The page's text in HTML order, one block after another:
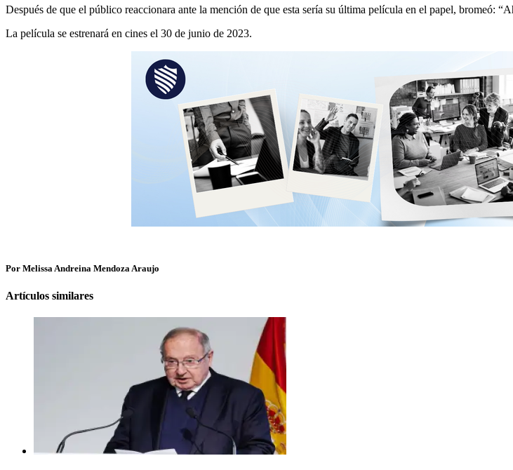
Después de que el público reaccionara ante la mención de que esta sería su última película en el papel, bromeó:
La película se estrenará en cines el 30 de junio de 2023.
Por Melissa Andreina Mendoza Araujo
Artículos similares